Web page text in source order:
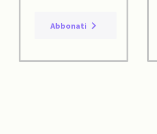
Abbonati